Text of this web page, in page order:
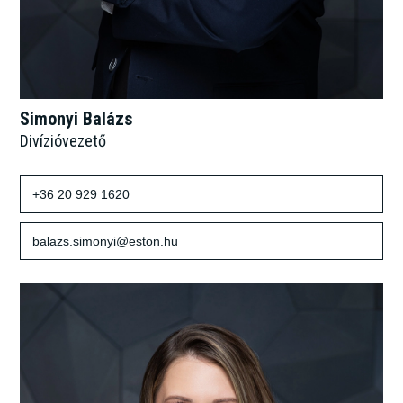
Simonyi Balázs
Divízióvezető
+36 20 929 1620
balazs.simonyi@eston.hu